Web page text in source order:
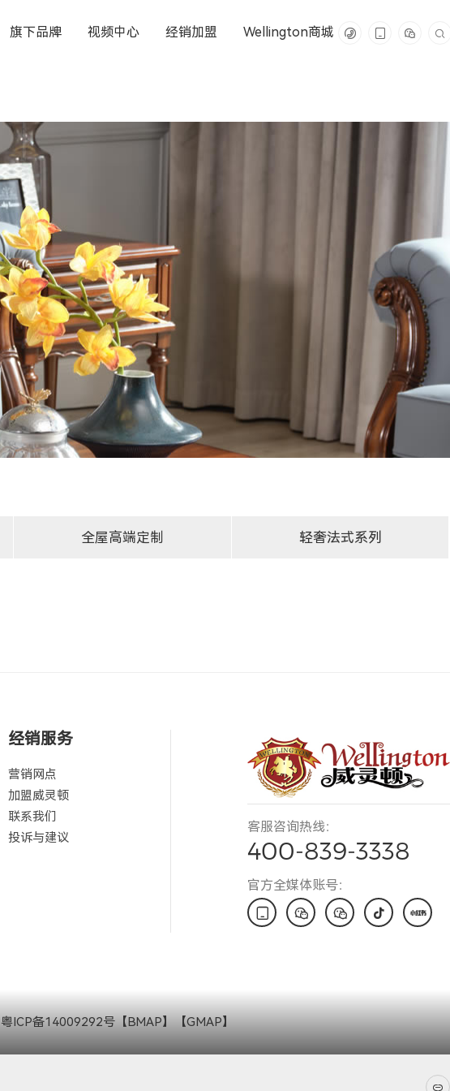
旗下品牌 视频中心 经销加盟 Wellington商城    
全屋高端定制 轻奢法式系列
经销服务
营销网点
加盟威灵顿
联系我们
投诉与建议
客服咨询热线：
400-839-3338
官方全媒体账号：

   
粤ICP备14009292号【BMAP】【GMAP】
